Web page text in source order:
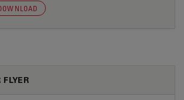
FLYER